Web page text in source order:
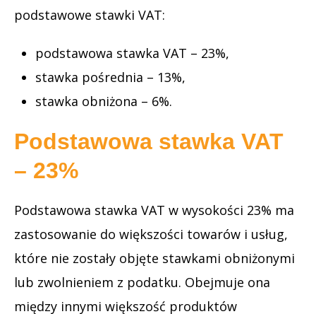
podstawowe stawki VAT:
podstawowa stawka VAT – 23%,
stawka pośrednia – 13%,
stawka obniżona – 6%.
Podstawowa stawka VAT
– 23%
Podstawowa stawka VAT w wysokości 23% ma
zastosowanie do większości towarów i usług,
które nie zostały objęte stawkami obniżonymi
lub zwolnieniem z podatku. Obejmuje ona
między innymi większość produktów